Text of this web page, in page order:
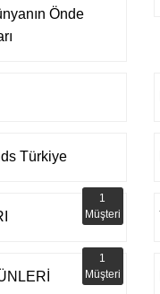
Önde
Türkiye
1
Müşteri
1
Müşteri